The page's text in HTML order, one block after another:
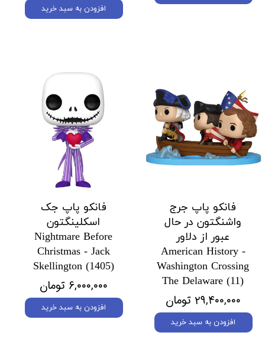
افزودن به سبد خرید
فانکو پاپ جرج
واشنگتون در حال
عبور از دلاور
American History -
Washington Crossing
The Delaware (11)
۲۹,۴۰۰,۰۰۰ تومان
افزودن به سبد خرید
فانکو پاپ جک
اسکلینگتون
Nightmare Before
Christmas - Jack
Skellington (1405)
۶,۰۰۰,۰۰۰ تومان
افزودن به سبد خرید